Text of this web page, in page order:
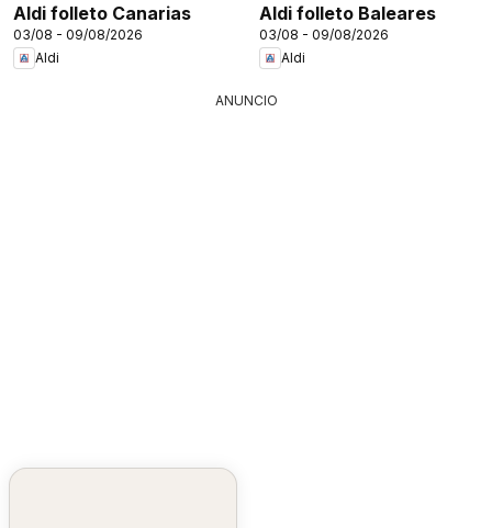
Aldi folleto Canarias
03/08 - 09/08/2026
Aldi
Aldi folleto Baleares
03/08 - 09/08/2026
Aldi
ANUNCIO